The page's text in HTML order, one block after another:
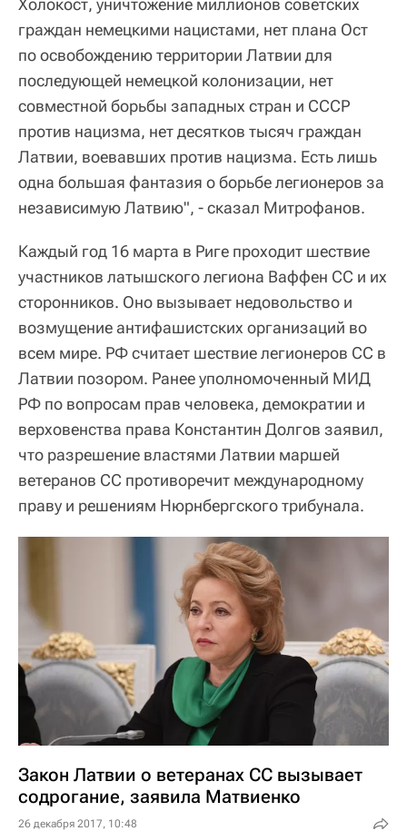
Холокост, уничтожение миллионов советских
граждан немецкими нацистами, нет плана Ост
по освобождению территории Латвии для
последующей немецкой колонизации, нет
совместной борьбы западных стран и СССР
против нацизма, нет десятков тысяч граждан
Латвии, воевавших против нацизма. Есть лишь
одна большая фантазия о борьбе легионеров за
независимую Латвию", - сказал Митрофанов.
Каждый год ‪16 марта‬ в Риге проходит шествие
участников латышского легиона Ваффен СС и их
сторонников. Оно вызывает недовольство и
возмущение антифашистских организаций во
всем мире. РФ считает шествие легионеров СС в
Латвии позором. Ранее уполномоченный МИД
РФ по вопросам прав человека, демократии и
верховенства права Константин Долгов заявил,
что разрешение властями Латвии маршей
ветеранов СС противоречит международному
праву и решениям Нюрнбергского трибунала.
Закон Латвии о ветеранах СС вызывает
содрогание, заявила Матвиенко
26 декабря 2017, 10:48